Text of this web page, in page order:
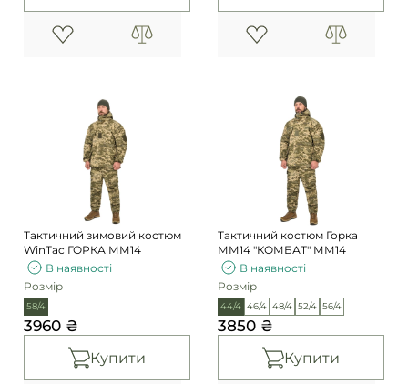
Тактичний зимовий костюм
WinTac ГОРКА ММ14
В наявності
Розмір
58/4
3960 ₴
Купити
Тактичний костюм Горка
ММ14 "КОМБАТ" ММ14
В наявності
Розмір
44/4 46/4 48/4 52/4 56/4
3850 ₴
Купити